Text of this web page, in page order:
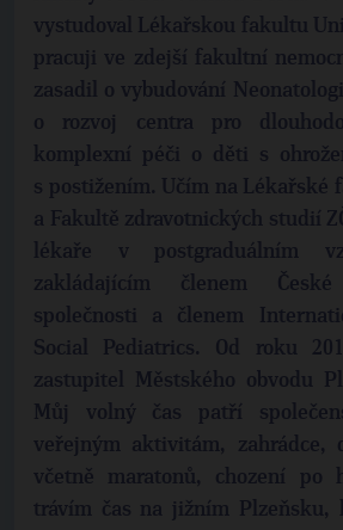
vystudoval Lékařskou fakultu
pracuji ve zdejší fakultní
zasadil o vybudování
o rozvoj centra pro
komplexní péči o děti s
s postižením. Učím na Lékařské
a Fakultě zdravotnických studií
lékaře v postgraduálním
zakládajícím členem České
společnosti a členem
Social Pediatrics. Od roku
zastupitel Městského obvodu
Můj volný čas patří
veřejným aktivitám, zahrádce,
včetně maratonů, chození po
trávím čas na jižním Plzeňsku,